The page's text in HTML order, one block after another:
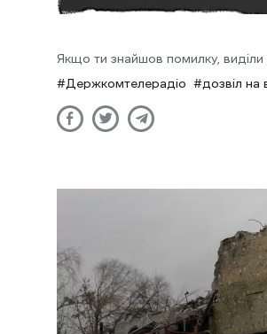
Якщо ти знайшов помилку,
Держкомтелерадіо
дозвіл на